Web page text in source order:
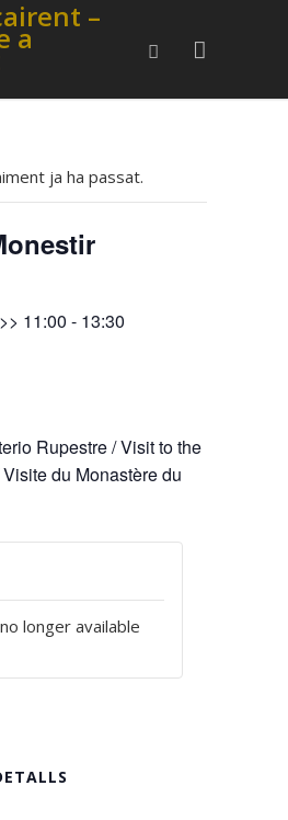
ja ha passat.
11:00 - 13:30
Rupestre / Visit to the
du Monastère du
longer available